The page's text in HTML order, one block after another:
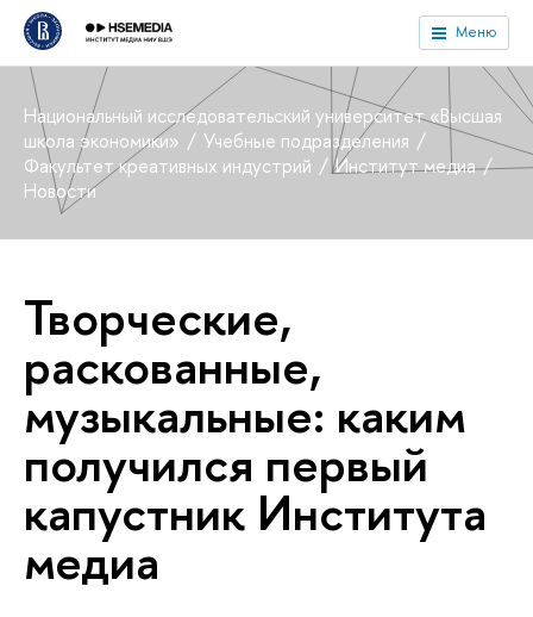
Меню
Национальный исследовательский университет «Высшая
школа экономики»
Учебные подразделения
Факультет креативных индустрий
Институт медиа
Новости
Творческие,
раскованные,
музыкальные: каким
получился первый
капустник Института
медиа